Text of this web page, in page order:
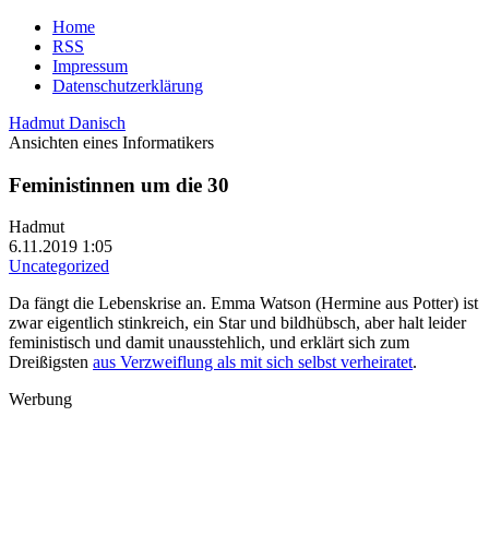
Home
RSS
Impressum
Datenschutzerklärung
Hadmut Danisch
Ansichten eines Informatikers
Feministinnen um die 30
Hadmut
6.11.2019 1:05
Uncategorized
Da fängt die Lebenskrise an. Emma Watson (Hermine aus Potter) ist
zwar eigentlich stinkreich, ein Star und bildhübsch, aber halt leider
feministisch und damit unausstehlich, und erklärt sich zum
Dreißigsten aus Verzweiflung als mit sich selbst verheiratet.
Werbung